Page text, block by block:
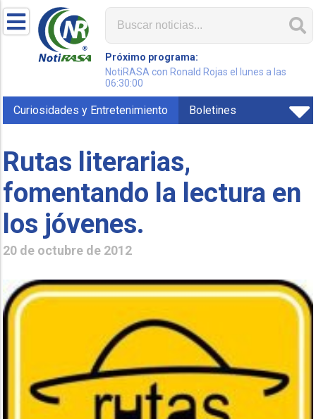
Próximo programa:
NotiRASA con Ronald Rojas el lunes a las
06:30:00
Curiosidades y Entretenimiento Boletines
Rutas literarias,
fomentando la lectura en
los jóvenes.
20 de octubre de 2012